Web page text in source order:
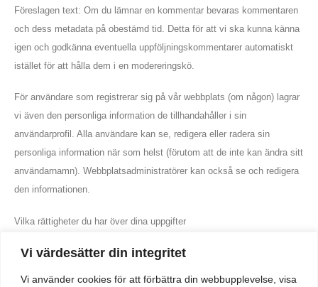
Vi värdesätter din integritet
Vi använder cookies för att förbättra din webbupplevelse, visa
Föreslagen text: Om du lämnar en kommentar bevaras kommentaren
och dess metadata på obestämd tid. Detta för att vi ska kunna känna
igen och godkänna eventuella uppföljningskommentarer automatiskt
istället för att hålla dem i en modereringskö.
För användare som registrerar sig på vår webbplats (om någon) lagrar
vi även den personliga information de tillhandahåller i sin
användarprofil. Alla användare kan se, redigera eller radera sin
personliga information när som helst (förutom att de inte kan ändra sitt
användarnamn). Webbplatsadministratörer kan också se och redigera
den informationen.
Vilka rättigheter du har över dina uppgifter
Föreslagen text: Om du har ett konto på den här webbplatsen, eller
info@ralstad.se
RING OSS NU
0729- 203 447
Organisationsnummer
Handla om
Cookies
Följ oss